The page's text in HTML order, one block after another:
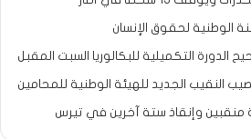
الوطنية لحقوق الإنسان
الدورة التكميلية للبكالوريا السبت المقبل
النقيب الجديد للهيئة الوطنية للمحامين
منقبين وإنقاذ ستة آخرين في تيرس